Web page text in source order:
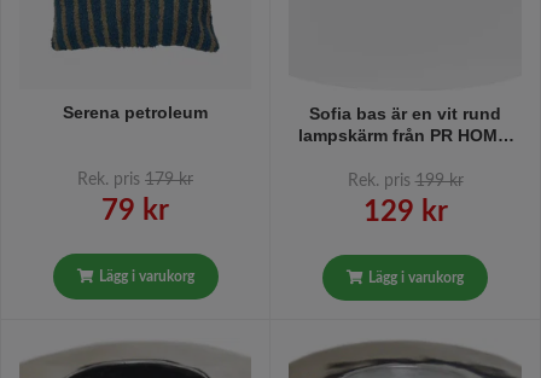
Serena petroleum
Rek. pris 179 kr
79 kr
Lägg i varukorg
Sofia bas är en vit rund
lampskärm från PR HOME,
cm.
Rek. pris 199 kr
129 kr
Lägg i varukorg